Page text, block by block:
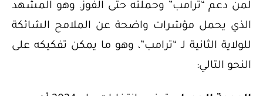
لمن دعم “ترامب” وحملته حتى الفوز. وهو المشهد
الذي يحمل مؤشرات واضحة عن الملامح الشائكة
للولاية الثانية لـ “ترامب”، وهو ما يمكن تفكيكه على
النحو التالي: